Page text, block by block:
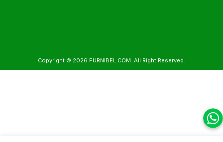
Copyright © 2026 FURNIBEL.COM. All Right Reserved.